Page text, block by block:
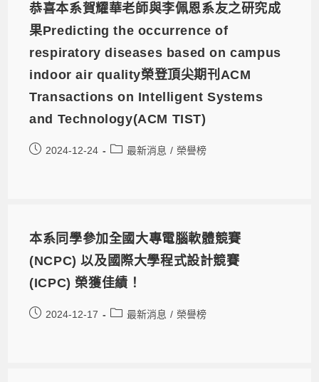
恭喜本系賀耀華老師與李佩恩系友之研究成
果Predicting the occurrence of
respiratory diseases based on campus
indoor air quality榮登頂尖期刊ACM
Transactions on Intelligent Systems
and Technology(ACM TIST)
2024-12-24 最新消息 / 榮譽榜
本系同學參加全國大專電腦軟體競賽
(NCPC) 以及國際大學程式設計競賽
(ICPC) 榮獲佳績！
2024-12-17 最新消息 / 榮譽榜